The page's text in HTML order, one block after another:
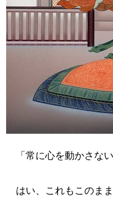
「常に心を動かさない
はい、これもこのま